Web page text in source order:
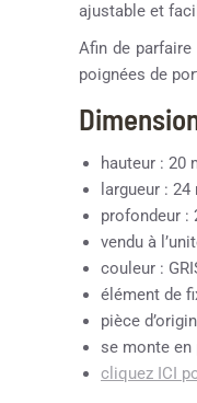
ajustable et
Afin de
poignées de
hauteur : 20
largueur : 24
profondeur :
vendu à
couleur :
élément de
pièce
se monte en
cliquez ICI